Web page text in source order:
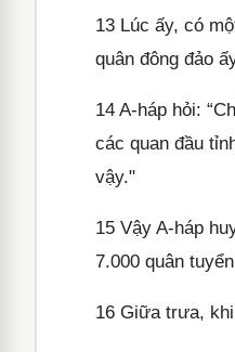
13 Lúc ấy, có
quân đông đảo
14 A-háp hỏi:
các quan đầu
vậy."
15 Vậy A-háp
7.000 quân
16 Giữa trưa,